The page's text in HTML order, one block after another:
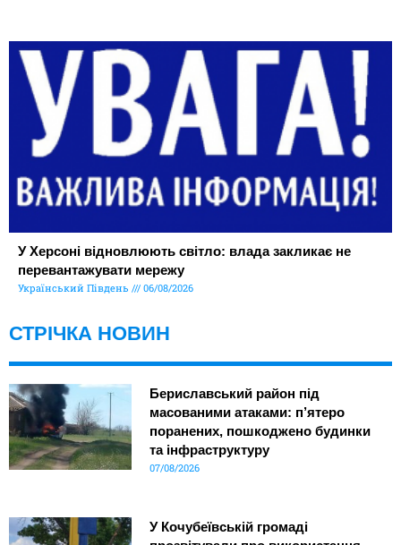
У Херсоні відновлюють світло: влада закликає не
перевантажувати мережу
Український Південь 06/08/2026
СТРІЧКА НОВИН
Бериславський район під
масованими атаками: п’ятеро
поранених, пошкоджено будинки
та інфраструктуру
07/08/2026
У Кочубеївській громаді